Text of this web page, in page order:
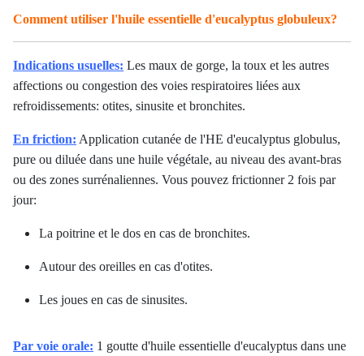
Comment utiliser l'huile essentielle d'eucalyptus globuleux?
Indications usuelles: Les maux de gorge, la toux et les autres
affections ou congestion des voies respiratoires liées aux
refroidissements: otites, sinusite et bronchites.
En friction: Application cutanée de l'HE d'eucalyptus globulus,
pure ou diluée dans une huile végétale, au niveau des avant-bras
ou des zones surrénaliennes. Vous pouvez frictionner 2 fois par
jour:
La poitrine et le dos en cas de bronchites.
Autour des oreilles en cas d'otites.
Les joues en cas de sinusites.
Par voie orale: 1 goutte d'huile essentielle d'eucalyptus dans une